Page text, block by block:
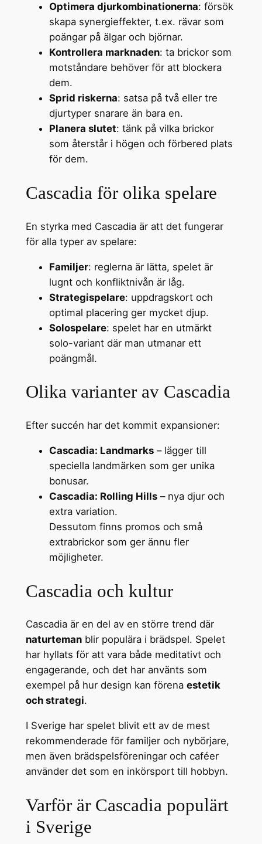
Optimera djurkombinationerna: försök
skapa synergieffekter, t.ex. rävar som
poängar på älgar och björnar.
Kontrollera marknaden: ta brickor som
motståndare behöver för att blockera
dem.
Sprid riskerna: satsa på två eller tre
djurtyper snarare än bara en.
Planera slutet: tänk på vilka brickor
som återstår i högen och förbered plats
för dem.
Cascadia för olika spelare
En styrka med Cascadia är att det fungerar
för alla typer av spelare:
Familjer: reglerna är lätta, spelet är
lugnt och konfliktnivån är låg.
Strategispelare: uppdragskort och
optimal placering ger mycket djup.
Solospelare: spelet har en utmärkt
solo-variant där man utmanar ett
poängmål.
Olika varianter av Cascadia
Efter succén har det kommit expansioner:
Cascadia: Landmarks– lägger till
speciella landmärken som ger unika
bonusar.
Cascadia: Rolling Hills– nya djur och
extra variation.
Dessutom finns promos och små
extrabrickor som ger ännu fler
möjligheter.
Cascadia och kultur
Cascadia är en del av en större trend där
naturtemanblir populära i brädspel. Spelet
har hyllats för att vara både meditativt och
engagerande, och det har använts som
exempel på hur design kan förena estetik
och strategi.
I Sverige har spelet blivit ett av de mest
rekommenderade för familjer och nybörjare,
men även brädspelsföreningar och caféer
använder det som en inkörsport till hobbyn.
Varför är Cascadia populärt
i Sverige